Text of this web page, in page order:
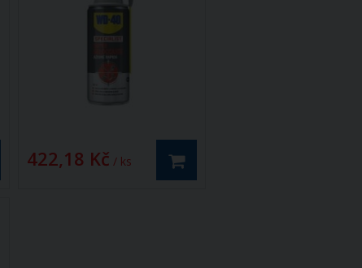
422,18 Kč / ks